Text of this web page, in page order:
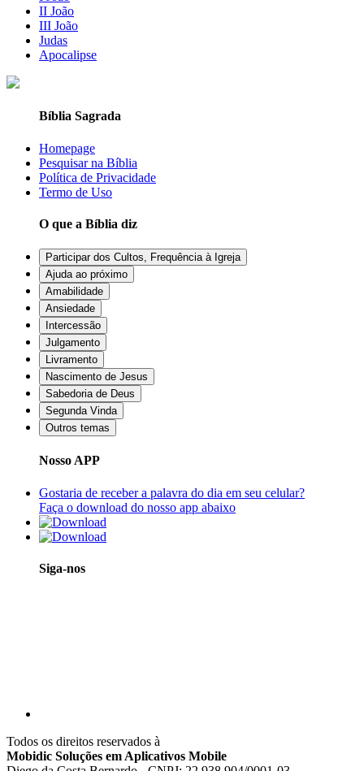
II João
III João
Judas
Apocalipse
Bíblia Sagrada
Homepage
Pesquisar na Bíblia
Política de Privacidade
Termo de Uso
O que a Bíblia diz
Participar dos Cultos, Frequência à Igreja
Ajuda ao próximo
Amabilidade
Ansiedade
Intercessão
Julgamento
Livramento
Nascimento de Jesus
Sabedoria de Deus
Segunda Vinda
Outros temas
Nosso APP
Gostaria de receber a palavra do dia em seu celular?
Faça o download do nosso app abaixo
Siga-nos
Todos os direitos reservados à
Mobidic Soluções em Aplicativos Mobile